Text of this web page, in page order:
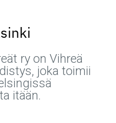
ry on Vihreä
joka toimii
itään.